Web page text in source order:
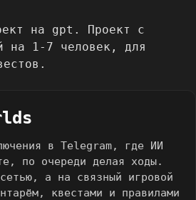
в Telegram, где ИИ
по очереди делая ходы.
а на связный игровой
квестами и правилами